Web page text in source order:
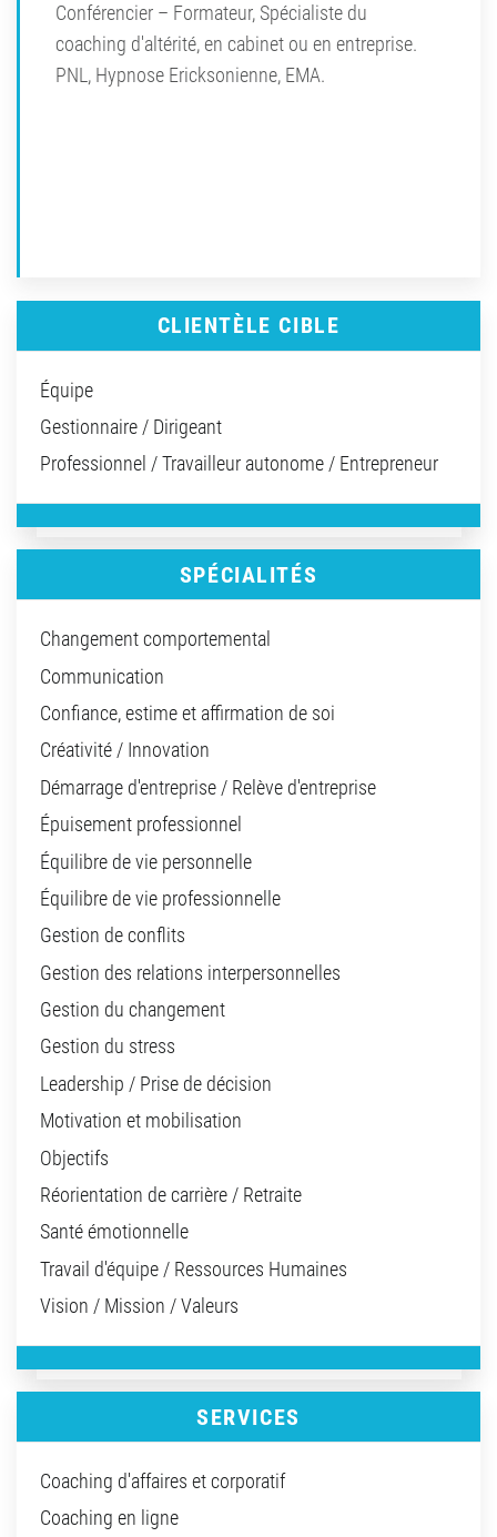
Conférencier – Formateur, Spécialiste du
coaching d'altérité, en cabinet ou en entreprise.
PNL, Hypnose Ericksonienne, EMA.
CLIENTÈLE CIBLE
Équipe
Gestionnaire / Dirigeant
Professionnel / Travailleur autonome / Entrepreneur
SPÉCIALITÉS
Changement comportemental
Communication
Confiance, estime et affirmation de soi
Créativité / Innovation
Démarrage d'entreprise / Relève d'entreprise
Épuisement professionnel
Équilibre de vie personnelle
Équilibre de vie professionnelle
Gestion de conflits
Gestion des relations interpersonnelles
Gestion du changement
Gestion du stress
Leadership / Prise de décision
Motivation et mobilisation
Objectifs
Réorientation de carrière / Retraite
Santé émotionnelle
Travail d'équipe / Ressources Humaines
Vision / Mission / Valeurs
SERVICES
Coaching d'affaires et corporatif
Coaching en ligne